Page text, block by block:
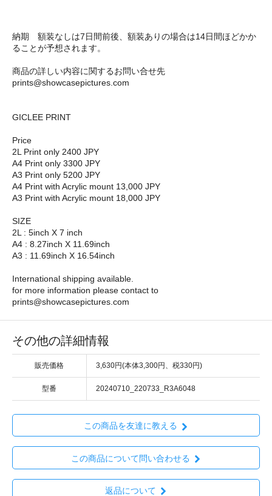
納期 額装なしは7日間前後、額装ありの場合は14日間ほどかか
ることが予想されます。
商品の詳しい内容に関するお問い合せ先
prints@showcasepictures.com
GICLEE PRINT
Price
2L Print only 2400 JPY
A4 Print only 3300 JPY
A3 Print only 5200 JPY
A4 Print with Acrylic mount 13,000 JPY
A3 Print with Acrylic mount 18,000 JPY
SIZE
2L : 5inch X 7 inch
A4 : 8.27inch X 11.69inch
A3 : 11.69inch X 16.54inch
International shipping available.
for more information please contact to
prints@showcasepictures.com
その他の詳細情報
販売価格 3,630円(本体3,300円、税330円)
型番 20240710_220733_R3A6048
この商品を友達に教える
この商品について問い合わせる
返品について